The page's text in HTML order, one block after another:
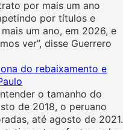
por mais um ano
por títulos e
um ano, em 2026, e
ver”, disse Guerrero
do rebaixamento e
o tamanho do
de 2018, o peruano
até agosto de 2021.